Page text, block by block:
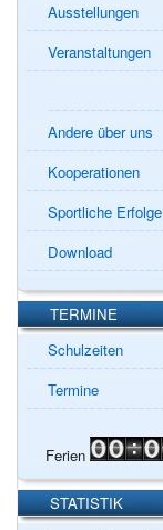
Ausstellungen
Veranstaltungen
Andere über uns
Kooperationen
Sportliche Erfolge
Download
TERMINE
Schulzeiten
Termine
Ferien
STATISTIK